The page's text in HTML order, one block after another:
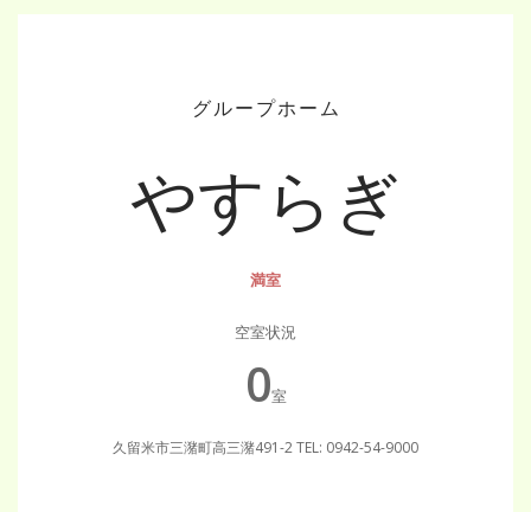
グループホーム
やすらぎ
満室
空室状況
0室
久留米市三潴町高三潴491-2TEL: 0942-54-9000